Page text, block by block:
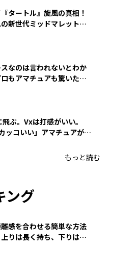
タートル』旋風の真相！
新世代ミッドマレットが
スなのは言われないとわか
もアマチュアも驚いた
飛ぶ。Vxは打感がいい。
ッコいい」アマチュアが選
もっと読む
ング
感を合わせる簡単な方法
りは長く持ち、下りは短